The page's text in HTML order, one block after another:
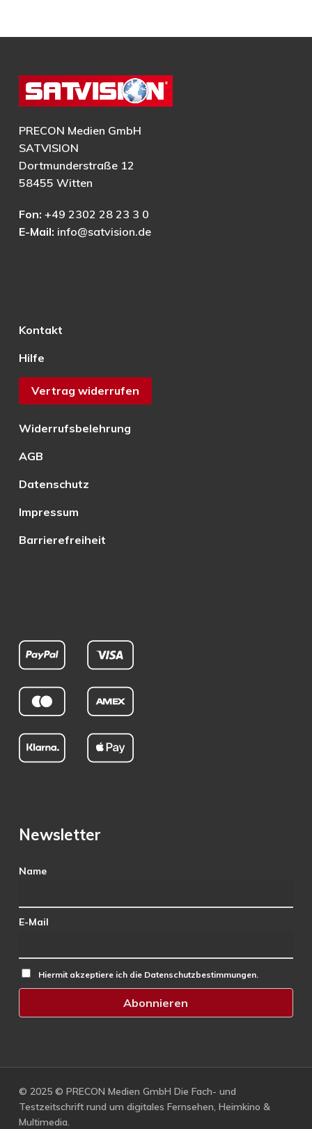
PRECON Medien GmbH
SATVISION
Dortmunderstraße 12
58455 Witten
Fon: +49 2302 28 23 3 0
E-Mail: info@satvision.de
Kontakt
Hilfe
Vertrag widerrufen
Widerrufsbelehrung
AGB
Datenschutz
Impressum
Barrierefreiheit
Newsletter
Name
E-Mail
Hiermit akzeptiere ich die Datenschutzbestimmungen.
© 2025 © PRECON Medien GmbH Die Fach- und
Testzeitschrift rund um digitales Fernsehen, Heimkino &
Multimedia.